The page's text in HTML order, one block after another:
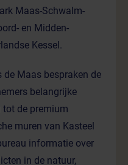
Maas-Schwalm-
en Midden-
Kessel.
Maas bespraken de
belangrijke
tot de premium
muren van Kasteel
informatie over
in de natuur,